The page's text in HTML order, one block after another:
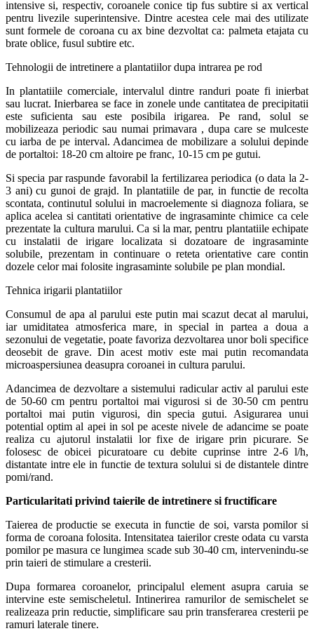
intensive si, respectiv, coroanele conice tip fus subtire si ax vertical
pentru livezile superintensive. Dintre acestea cele mai des utilizate
sunt formele de coroana cu ax bine dezvoltat ca: palmeta etajata cu
brate oblice, fusul subtire etc.
Tehnologii de intretinere a plantatiilor dupa intrarea pe rod
In plantatiile comerciale, intervalul dintre randuri poate fi inierbat
sau lucrat. Inierbarea se face in zonele unde cantitatea de precipitatii
este suficienta sau este posibila irigarea. Pe rand, solul se
mobilizeaza periodic sau numai primavara , dupa care se mulceste
cu iarba de pe interval. Adancimea de mobilizare a solului depinde
de portaltoi: 18-20 cm altoire pe franc, 10-15 cm pe gutui.
Si specia par raspunde favorabil la fertilizarea periodica (o data la 2-
3 ani) cu gunoi de grajd. In plantatiile de par, in functie de recolta
scontata, continutul solului in macroelemente si diagnoza foliara, se
aplica acelea si cantitati orientative de ingrasaminte chimice ca cele
prezentate la cultura marului. Ca si la mar, pentru plantatiile echipate
cu instalatii de irigare localizata si dozatoare de ingrasaminte
solubile, prezentam in continuare o reteta orientative care contin
dozele celor mai folosite ingrasaminte solubile pe plan mondial.
Tehnica irigarii plantatiilor
Consumul de apa al parului este putin mai scazut decat al marului,
iar umiditatea atmosferica mare, in special in partea a doua a
sezonului de vegetatie, poate favoriza dezvoltarea unor boli specifice
deosebit de grave. Din acest motiv este mai putin recomandata
microaspersiunea deasupra coroanei in cultura parului.
Adancimea de dezvoltare a sistemului radicular activ al parului este
de 50-60 cm pentru portaltoi mai vigurosi si de 30-50 cm pentru
portaltoi mai putin vigurosi, din specia gutui. Asigurarea unui
potential optim al apei in sol pe aceste nivele de adancime se poate
realiza cu ajutorul instalatii lor fixe de irigare prin picurare. Se
folosesc de obicei picuratoare cu debite cuprinse intre 2-6 l/h,
distantate intre ele in functie de textura solului si de distantele dintre
pomi/rand.
Particularitati privind taierile de intretinere si fructificare
Taierea de productie se executa in functie de soi, varsta pomilor si
forma de coroana folosita. Intensitatea taierilor creste odata cu varsta
pomilor pe masura ce lungimea scade sub 30-40 cm, intervenindu-se
prin taieri de stimulare a cresterii.
Dupa formarea coroanelor, principalul element asupra caruia se
intervine este semischeletul. Intinerirea ramurilor de semischelet se
realizeaza prin reductie, simplificare sau prin transferarea cresterii pe
ramuri laterale tinere.